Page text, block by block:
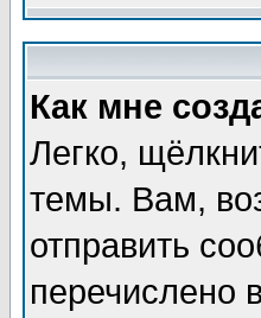
Как мне
Легко,
темы. Вам,
отправить
перечислено